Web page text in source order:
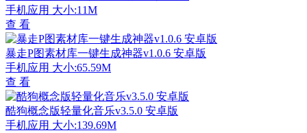
手机应用 大小:11M
查 看
暴走P图素材库一键生成神器v1.0.6 安卓版
手机应用 大小:65.59M
查 看
酷狗概念版轻量化音乐v3.5.0 安卓版
手机应用 大小:139.69M